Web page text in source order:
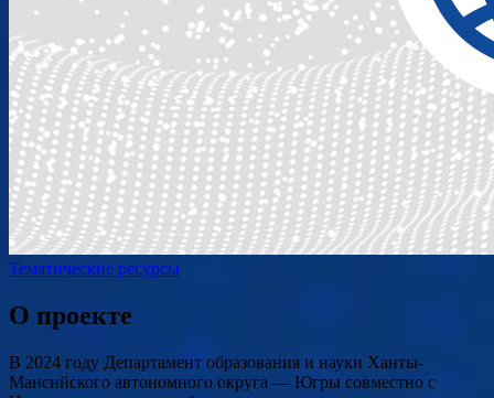
Тематические ресурсы
О проекте
В 2024 году Департамент образования и науки Ханты-
Мансийского автономного округа — Югры совместно с